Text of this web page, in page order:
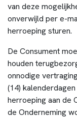
van deze
onverwijld per e-
herroeping sturen.
De Consument
houden
onnodige
(14)
herroeping aan de
de Onderneming